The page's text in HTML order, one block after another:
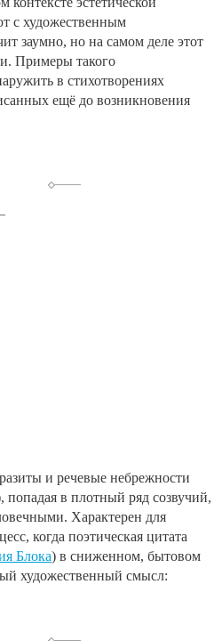
с художественным
заумно, но на самом деле этот
Примеры такого
в стихотворениях
ещё до возникновения
и речевые небрежности
в плотный ряд созвучий,
Характерен для
когда поэтическая цитата
Блока) в сниженном, бытовом
художественный смысл: